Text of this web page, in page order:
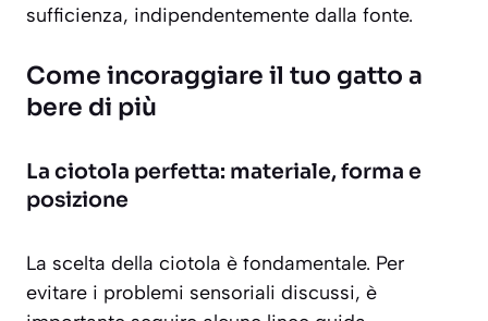
sufficienza, indipendentemente dalla fonte.
Come incoraggiare il tuo gatto a
bere di più
La ciotola perfetta: materiale, forma e
posizione
La scelta della ciotola è fondamentale. Per
evitare i problemi sensoriali discussi, è